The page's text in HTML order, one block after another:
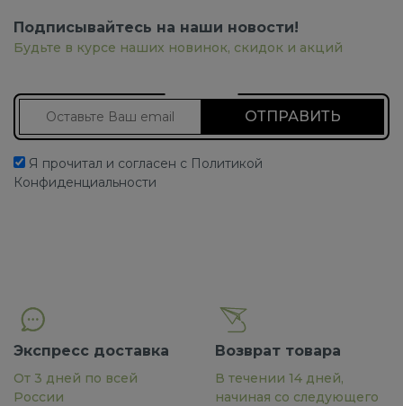
Подписывайтесь на наши новости!
Будьте в курсе наших новинок, скидок и акций
Я прочитал и согласен с Политикой
Конфиденциальности
Экспресс доставка
От 3 дней по всей
России
Возврат товара
В течении 14 дней,
начиная со следующего